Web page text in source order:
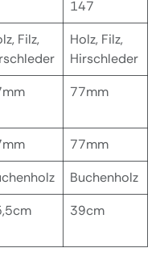
147
Filz,
Holz, Filz,
Hirschleder
77mm
77mm
Buchenholz
39cm